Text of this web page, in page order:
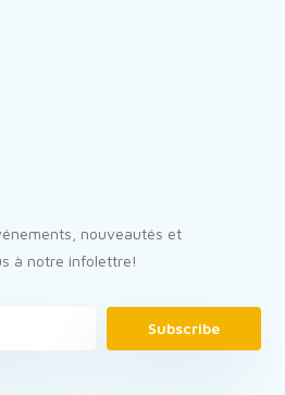
nouveautés et
à notre infolettre!
Subscribe